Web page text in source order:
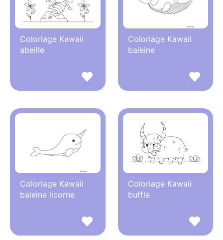
Coloriage Kawaii
abeille
Coloriage Kawaii
baleine
Coloriage Kawaii
baleine licorne
Coloriage Kawaii
buffle